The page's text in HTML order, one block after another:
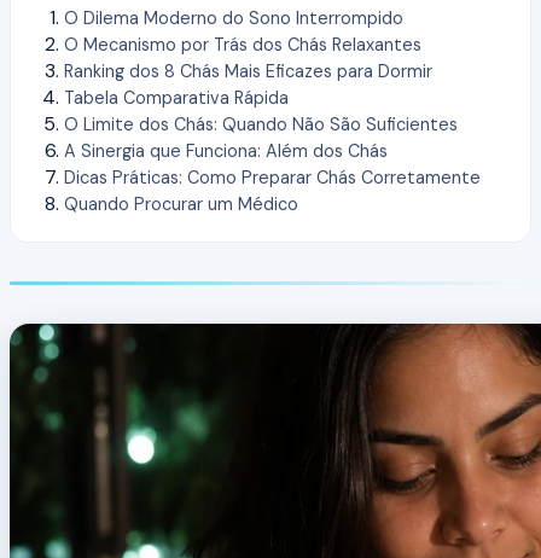
O Dilema Moderno do Sono Interrompido
O Mecanismo por Trás dos Chás Relaxantes
Ranking dos 8 Chás Mais Eficazes para Dormir
Tabela Comparativa Rápida
O Limite dos Chás: Quando Não São Suficientes
A Sinergia que Funciona: Além dos Chás
Dicas Práticas: Como Preparar Chás Corretamente
Quando Procurar um Médico